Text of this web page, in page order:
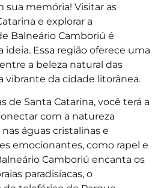
sua memória! Visitar as
e explorar a
Balneário Camboriú é
Essa região oferece uma
a beleza natural das
vibrante da cidade litorânea.
de Santa Catarina, você terá a
com a natureza
águas cristalinas e
emocionantes, como rapel e
Camboriú encanta os
paradisíacas, o